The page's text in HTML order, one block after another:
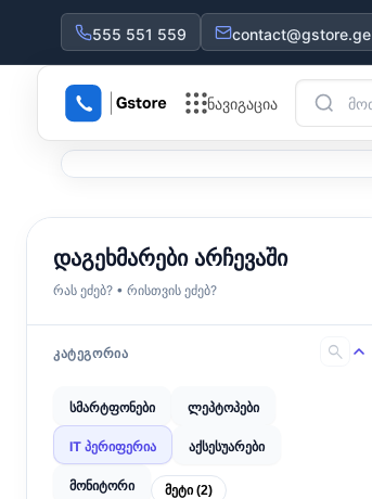
555 551 559 contact@gstore.ge
ნავიგაცია
დაგეხმარები არჩევაში
რას ეძებ? • რისთვის ეძებ?
ᲙᲐᲢᲔᲒᲝᲠᲘᲐ search
სმარტფონები ლეპტოპები
IT პერიფერია აქსესუარები
მონიტორი მეტი (2)